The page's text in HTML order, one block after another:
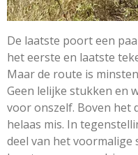
De laatste poort een
het eerste en laatste
Maar de route is
Geen lelijke stukken en
voor onszelf. Boven het
helaas mis. In
deel van het voormalige